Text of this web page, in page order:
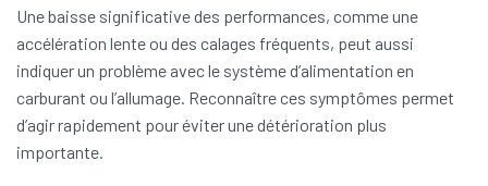
Une baisse significative des performances, comme une
accélération lente ou des calages fréquents, peut aussi
indiquer un problème avec le système d’alimentation en
carburant ou l’allumage. Reconnaître ces symptômes permet
d’agir rapidement pour éviter une détérioration plus
importante.